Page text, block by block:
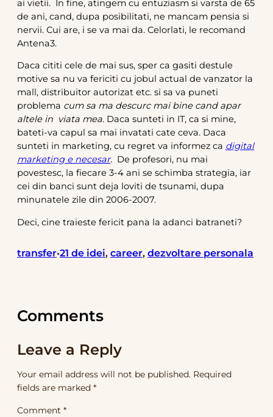
ai vietii. In fine, atingem cu entuziasm si varsta de 65
de ani, cand, dupa posibilitati, ne mancam pensia si
nervii. Cui are, i se va mai da. Celorlati, le recomand
Antena3.
Daca cititi cele de mai sus, sper ca gasiti destule
motive sa nu va fericiti cu jobul actual de vanzator la
mall, distribuitor autorizat etc. si sa va puneti
problema cum sa ma descurc mai bine cand apar
altele in viata mea. Daca sunteti in IT, ca si mine,
bateti-va capul sa mai invatati cate ceva. Daca
sunteti in marketing, cu regret va informez ca digital
marketing e necesar. De profesori, nu mai
povestesc, la fiecare 3-4 ani se schimba strategia, iar
cei din banci sunt deja loviti de tsunami, dupa
minunatele zile din 2006-2007.
Deci, cine traieste fericit pana la adanci batraneti?
transfer•21 de idei, career, dezvoltare personala
Comments
Leave a Reply
Your email address will not be published. Required
fields are marked *
Comment *